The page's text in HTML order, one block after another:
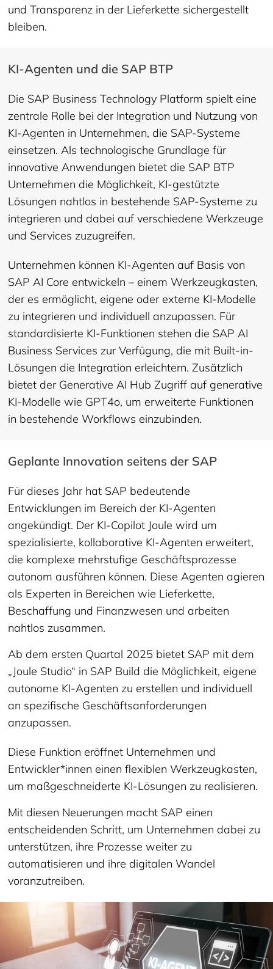
und Transparenz in der Lieferkette sichergestellt
bleiben.
KI-Agenten und die SAP BTP
Die SAP Business Technology Platform spielt eine
zentrale Rolle bei der Integration und Nutzung von
KI-Agenten in Unternehmen, die SAP-Systeme
einsetzen. Als technologische Grundlage für
innovative Anwendungen bietet die SAP BTP
Unternehmen die Möglichkeit, KI-gestützte
Lösungen nahtlos in bestehende SAP-Systeme zu
integrieren und dabei auf verschiedene Werkzeuge
und Services zuzugreifen.
Unternehmen können KI-Agenten auf Basis von
SAP AI Core entwickeln – einem Werkzeugkasten,
der es ermöglicht, eigene oder externe KI-Modelle
zu integrieren und individuell anzupassen. Für
standardisierte KI-Funktionen stehen die SAP AI
Business Services zur Verfügung, die mit Built-in-
Lösungen die Integration erleichtern. Zusätzlich
bietet der Generative AI Hub Zugriff auf generative
KI-Modelle wie GPT4o, um erweiterte Funktionen
in bestehende Workflows einzubinden.
Geplante Innovation seitens der SAP
Für dieses Jahr hat SAP bedeutende
Entwicklungen im Bereich der KI-Agenten
angekündigt. Der KI-Copilot Joule wird um
spezialisierte, kollaborative KI-Agenten erweitert,
die komplexe mehrstufige Geschäftsprozesse
autonom ausführen können. Diese Agenten agieren
als Experten in Bereichen wie Lieferkette,
Beschaffung und Finanzwesen und arbeiten
nahtlos zusammen.
Ab dem ersten Quartal 2025 bietet SAP mit dem
„Joule Studio“ in SAP Build die Möglichkeit, eigene
autonome KI-Agenten zu erstellen und individuell
an spezifische Geschäftsanforderungen
anzupassen.
Diese Funktion eröffnet Unternehmen und
Entwickler*innen einen flexiblen Werkzeugkasten,
um maßgeschneiderte KI-Lösungen zu realisieren.
Mit diesen Neuerungen macht SAP einen
entscheidenden Schritt, um Unternehmen dabei zu
unterstützen, ihre Prozesse weiter zu
automatisieren und ihre digitalen Wandel
voranzutreiben.